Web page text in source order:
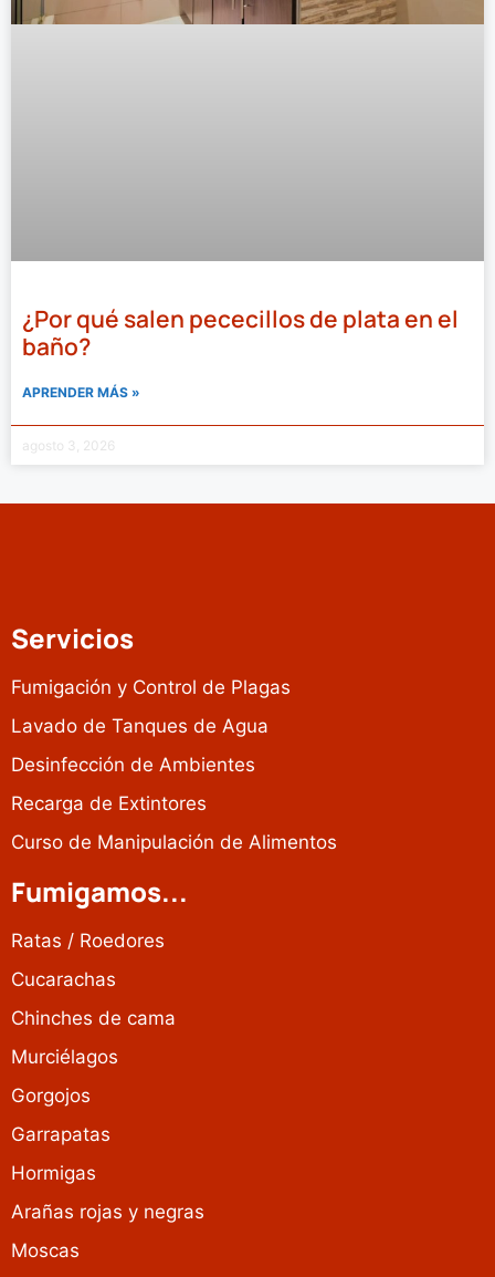
¿Por qué salen pececillos de plata en el
baño?
APRENDER MÁS »
agosto 3, 2026
Servicios
Fumigación y Control de Plagas
Lavado de Tanques de Agua
Desinfección de Ambientes
Recarga de Extintores
Curso de Manipulación de Alimentos
Fumigamos...
Ratas / Roedores
Cucarachas
Chinches de cama
Murciélagos
Gorgojos
Garrapatas
Hormigas
Arañas rojas y negras
Moscas